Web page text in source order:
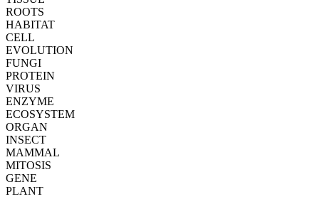
ROOTS
HABITAT
CELL
EVOLUTION
FUNGI
PROTEIN
VIRUS
ENZYME
ECOSYSTEM
ORGAN
INSECT
MAMMAL
MITOSIS
GENE
PLANT